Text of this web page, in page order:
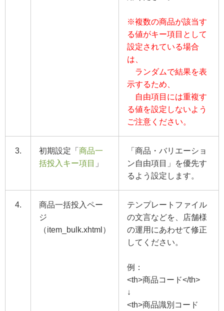
※複数の商品が該当す
る値がキー項目として
設定されている場合
は、
ランダムで結果を表
示するため、
自由項目には重複す
る値を設定しないよう
ご注意ください。
3. 初期設定「 商品一
括投入キー項目 」
「商品・バリエーショ
ン自由項目」を優先す
るよう設定します。
4.
商品一括投入ペー
ジ
（item_bulk.xhtml）
テンプレートファイル
の文言などを、店舗様
の運用にあわせて修正
してください。
例：
<th>商品コード</th>
↓
<th>商品識別コード